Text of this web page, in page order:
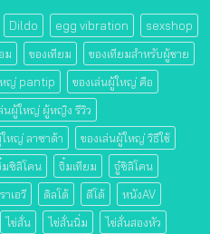
Dildo egg vibration
sexshop
ม ของเทียม
ของเทียมสําหรับผู้ชาย
หญ่ pantip
ของเล่นผู้ใหญ่ คือ
นผู้ใหญ่ ผู้หญิง รีวิว
หญ่ ลาซาด้า
ของเล่นผู้ใหญ่ วิธีใช้
ซิลิโคน จิ๋มเทียม
จู๋ซิลิโคน
าเอวี ดิลโด้ ดีโด้
หนังAV
ไข่สั่น ไข่สั่นนิ่ม ไข่สั่นสองหัว